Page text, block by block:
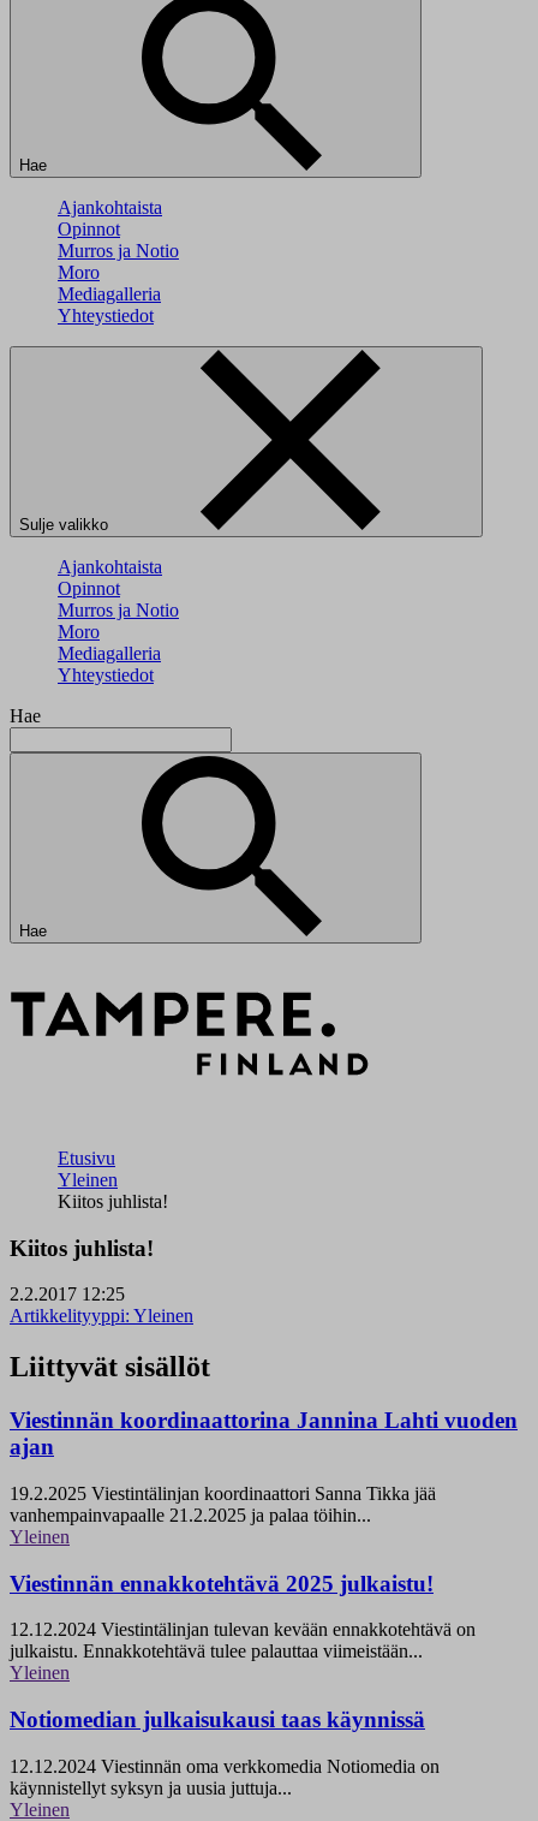
Hae
Ajankohtaista
Opinnot
Murros ja Notio
Moro
Mediagalleria
Yhteystiedot
Sulje valikko
Ajankohtaista
Opinnot
Murros ja Notio
Moro
Mediagalleria
Yhteystiedot
Hae
Hae
Etusivu
Yleinen
Kiitos juhlista!
Kiitos juhlista!
2.2.2017 12:25
Artikkelityyppi: Yleinen
Liittyvät sisällöt
Viestinnän koordinaattorina Jannina Lahti vuoden
ajan
19.2.2025 Viestintälinjan koordinaattori Sanna Tikka jää
vanhempainvapaalle 21.2.2025 ja palaa töihin...
Yleinen
Viestinnän ennakkotehtävä 2025 julkaistu!
12.12.2024 Viestintälinjan tulevan kevään ennakkotehtävä on
julkaistu. Ennakkotehtävä tulee palauttaa viimeistään...
Yleinen
Notiomedian julkaisukausi taas käynnissä
12.12.2024 Viestinnän oma verkkomedia Notiomedia on
käynnistellyt syksyn ja uusia juttuja...
Yleinen